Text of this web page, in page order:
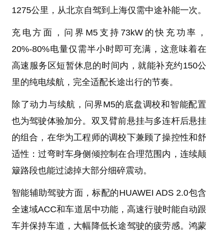
1275公里，从北京自驾到上海仅需中途补能一次。
充电方面，问界M5支持73kW的快充功率，
20%-80%电量仅需半小时即可充满，这意味着在
高速服务区短暂休息的时间内，就能补充约150公
里的纯电续航，完全适配长途出行的节奏。
除了动力与续航，问界M5的底盘调校和智能配置
也为驾驶体验加分。双叉臂前悬挂与多连杆后悬挂
的组合，在华为工程师的调校下兼顾了操控性和舒
适性：过弯时车身侧倾控制在合理范围内，连续颠
簸路段也能过滤掉大部分细碎震动。
智能辅助驾驶方面，标配的HUAWEI ADS 2.0包含
全速域ACC和车道居中功能，高速行驶时能自动跟
车并保持车道，大幅降低长途驾驶的疲劳感。鸿蒙